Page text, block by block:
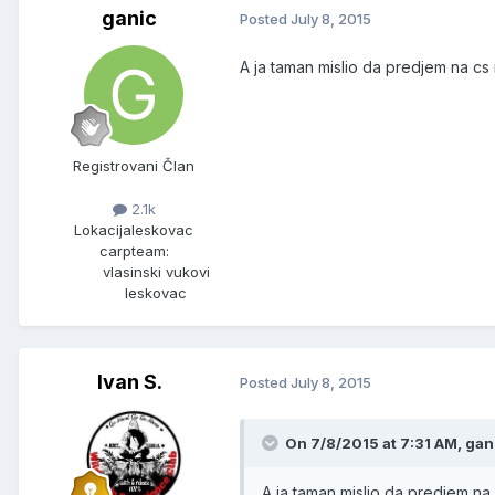
ganic
Registrovani Član
2.1k
Lokacijaleskovac
carpteam:
vlasinski vukovi
leskovac
Posted July 8, 2015
A ja taman mislio da predjem na cs
Ivan S. Posted July 8, 2015
On 7/8/2015 at 7:31 AM,